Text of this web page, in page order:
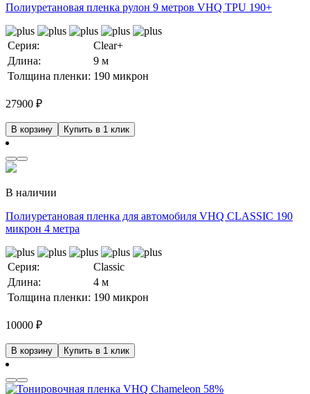
Полиуретановая пленка рулон 9 метров VHQ TPU 190+
Серия:
Clear+
Длина:
9 м
Толщина пленки: 190 микрон
27900 ₽
В корзину Купить в 1 клик
В наличии
Полиуретановая пленка для автомобиля VHQ CLASSIC 190
микрон 4 метра
Серия:
Classic
Длина:
4 м
Толщина пленки: 190 микрон
10000 ₽
В корзину Купить в 1 клик